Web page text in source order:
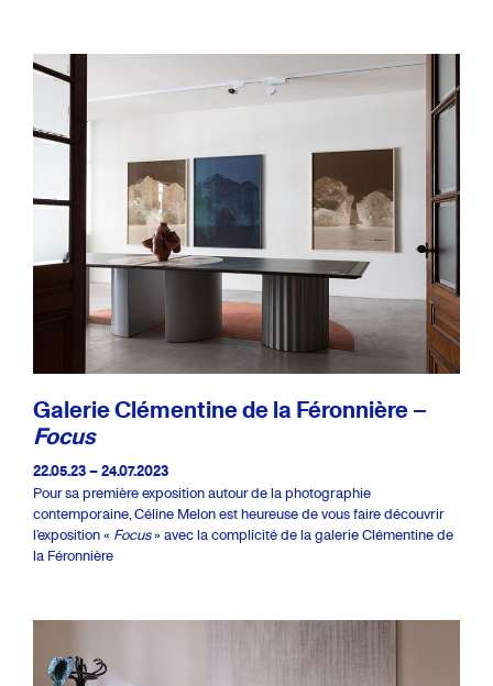
Galerie Clémentine de la Féronnière –
Focus
22.05.23 – 24.07.2023
Pour sa première exposition autour de la photographie
contemporaine, Céline Melon est heureuse de vous faire découvrir
l’exposition « Focus» avec la complicité de la galerie Clémentine de
la Féronnière